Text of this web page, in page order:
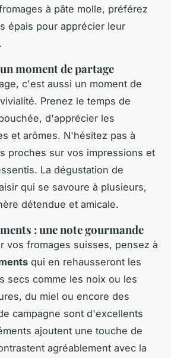
à pâte molle, préférez
épais pour apprécier leur
moment de partage
c'est aussi un moment de
Prenez le temps de
d'apprécier les
et arômes. N'hésitez pas à
proches sur vos impressions et
La dégustation de
qui se savoure à plusieurs,
détendue et amicale.
: une note gourmande
vos fromages suisses, pensez à
qui en rehausseront les
secs comme les noix ou les
du miel ou encore des
campagne sont d'excellents
ajoutent une touche de
agréablement avec la